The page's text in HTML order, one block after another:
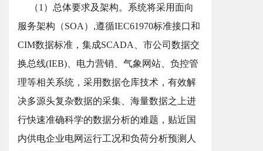
（1）总体要求及架构。系统将采用面向
服务架构（SOA）,遵循IEC61970标准接口和
CIM数据标准，集成SCADA、市公司数据交
换总线(IEB)、电力营销、气象网站、负控管
理等相关系统，采用数据仓库技术，有效解
决多源头复杂数据的采集、海量数据之上进
行快速准确科学的数据分析的难题，贴近国
内供电企业电网运行工况和负荷分析预测人